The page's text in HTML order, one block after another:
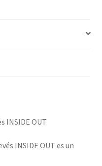
INSIDE OUT
INSIDE OUT es un